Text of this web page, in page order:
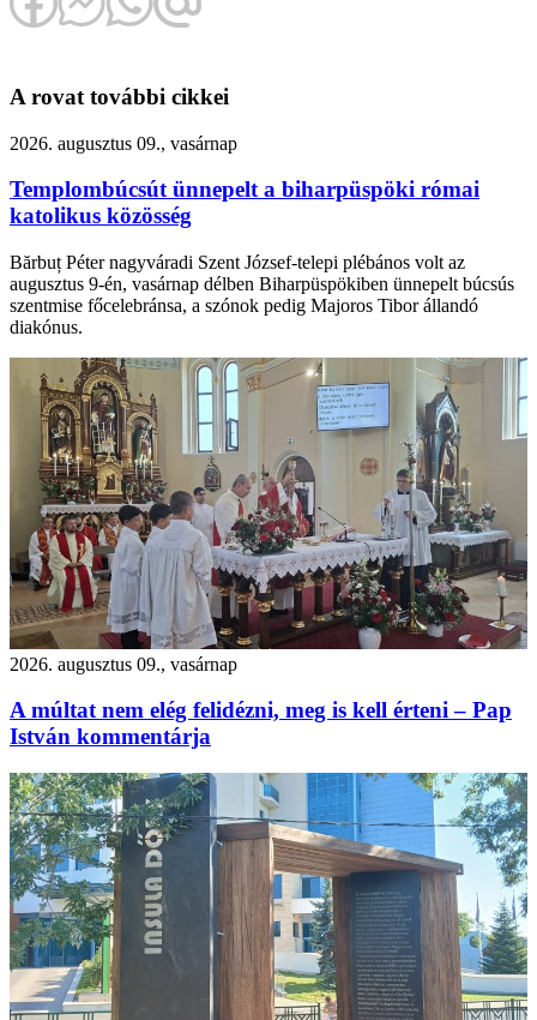
A rovat további cikkei
2026. augusztus 09., vasárnap
Templombúcsút ünnepelt a biharpüspöki római
katolikus közösség
Bărbuț Péter nagyváradi Szent József-telepi plébános volt az
augusztus 9-én, vasárnap délben Biharpüspökiben ünnepelt búcsús
szentmise főcelebránsa, a szónok pedig Majoros Tibor állandó
diakónus.
2026. augusztus 09., vasárnap
A múltat nem elég felidézni, meg is kell érteni – Pap
István kommentárja